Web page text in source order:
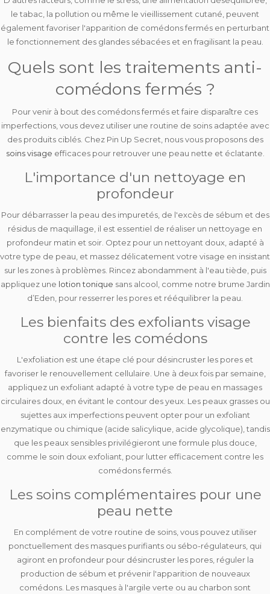
letabac , la pollution ou même le vieillissement cutané , peuvent
également favoriser l'apparition de comédons fermés en perturbant
le fonctionnement des glandes sébacées et en fragilisant la peau.
Quels sont les traitements anti-
comédons fermés ?
Pour venir à bout des comédons fermés et faire disparaître ces
imperfections, vous devez utiliser une routine de soins adaptée avec
des produits ciblés. Chez Pin Up Secret, nous vous proposons des
soins visage efficaces pour retrouver une peau nette et éclatante.
L'importance d'un nettoyage en
profondeur
Pour débarrasser la peau des impuretés, de l'excès de sébum et des
résidus de maquillage, il est essentiel de réaliser un nettoyage en
profondeurmatin et soir. Optez pour un nettoyant doux, adapté à
votre type de peau, et massez délicatement votre visage en insistant
sur les zones à problèmes. Rincez abondamment à l'eau tiède, puis
appliquez une lotion tonique sans alcool, comme notre brume Jardin
d’Eden, pour resserrer les pores et rééquilibrer la peau.
Les bienfaits des exfoliants visage
contre les comédons
L'exfoliation est une étape clé pour désincruster les pores et
favoriser le renouvellement cellulaire. Une à deux fois par semaine,
appliquez un exfoliant adapté à votre type de peau en massages
circulaires doux, en évitant le contour des yeux. Les peaux grasses ou
sujettes aux imperfections peuvent opter pour un exfoliant
enzymatique ou chimique (acide salicylique, acide glycolique), tandis
que les peaux sensibles privilégieront uneformule plus douce
comme le soin doux exfoliant, pour lutter efficacement contre les
comédons fermés.
Les soins complémentaires pour une
peau nette
En complément de votre routine de soins, vous pouvez utiliser
ponctuellement des masques purifiants ou sébo-régulateurs, qui
agiront en profondeurpour désincruster les pores, réguler la
production de sébum et prévenir l'apparition de nouveaux
comédons. Les masques à l'argile verte ou au charbon sont